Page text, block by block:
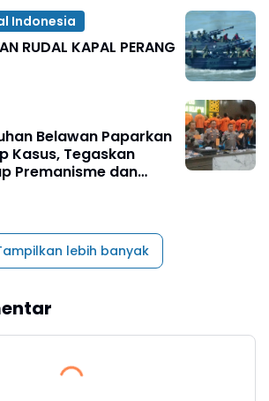
Indonesia
RUDAL KAPAL PERANG
Belawan Paparkan
Kasus, Tegaskan
Premanisme dan
lebih banyak